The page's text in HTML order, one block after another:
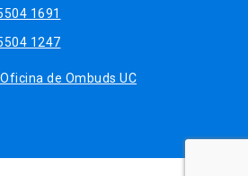
1691
1247
Oficina de Ombuds UC